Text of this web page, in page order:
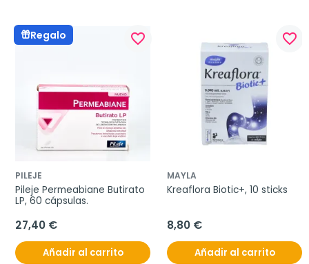
Regalo favorite_border
PILEJE
Pileje Permeabiane Butirato
LP, 60 cápsulas.
27,40 €
Añadir al carrito
favorite_border
MAYLA
Kreaflora Biotic+, 10 sticks
8,80 €
Añadir al carrito